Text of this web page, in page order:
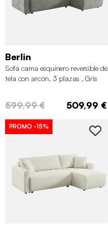
Berlin
Sofá cama esquinero reversible de
tela con arcón, 3 plazas , Gris
599,99 € 509,99 €
PROMO -15%